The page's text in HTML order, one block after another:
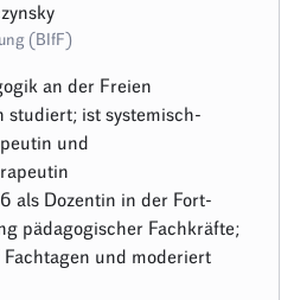
(BIfF)
an der Freien
studiert; ist systemisch-
und
als Dozentin in der Fort-
pädagogischer Fachkräfte;
und moderiert